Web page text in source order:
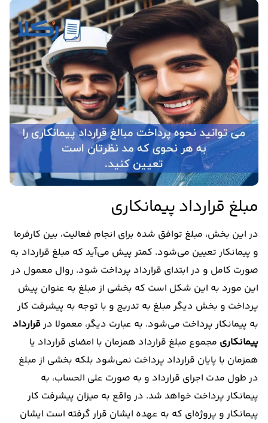
مبلغ قرارداد پیمانکاری
در این بخش، مبلغ توافق شده برای انجام فعالیت، بین کارفرما
و پیمانکار تعیین می‌شود. کمتر پیش می‌آید که مبلغ قرارداد به
صورت کامل و در ابتدای قرارداد پرداخت شود. روال معمول در
این مورد به این شکل است که بخشی از مبلغ به عنوان پیش
پرداخت و بخش دیگر مبلغ به تدریج و با توجه به پیشرفت کار
به پیمانکار پرداخت می‌شود. به عبارت دیگر، معمولا درقرارداد
پیمانکاری مجموع مبلغ قرارداد همزمان با امضای قرارداد یا
همزمان با پایان قرارداد پرداخت نمی‌شود بلکه بخشی از مبلغ
در طول مدت اجرای قرارداد و به صورت علی الحساب، به
پیمانکار پرداخت خواهد شد. در واقع به میزان پیشرفت کار
پیمانکار و پروژه‌ای که به عهده ایشان قرار گرفته است ایشان